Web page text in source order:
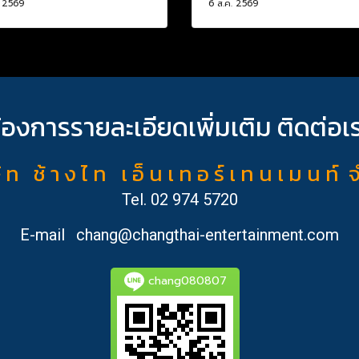
6 ส.ค. 2569
งการรายละเอียดเพิ่มเติม ติดต่อเ
ท ช้ า ง ไ ท เ อ็ น เ ท อ ร์ เ ท น เ ม น ท์
Tel. 02 974 5720
E-mail
chang@changthai-entertainment.com
chang080807